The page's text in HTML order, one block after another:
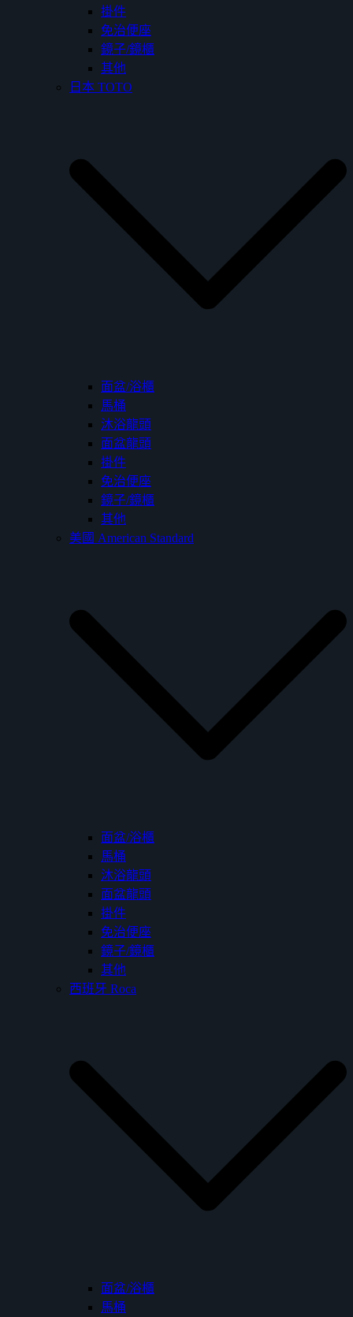
掛件
免治便座
鏡子/鏡櫃
其他
日本 TOTO
面盆/浴櫃
馬桶
沐浴龍頭
面盆龍頭
掛件
免治便座
鏡子/鏡櫃
其他
美國 American Standard
面盆/浴櫃
馬桶
沐浴龍頭
面盆龍頭
掛件
免治便座
鏡子/鏡櫃
其他
西班牙 Roca
面盆/浴櫃
馬桶